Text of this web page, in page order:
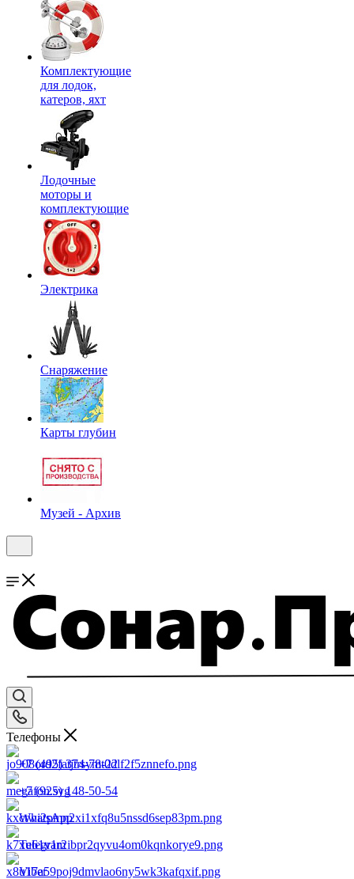
Комплектующие
для лодок,
катеров, яхт
Лодочные
моторы и
комплектующие
Электрика
Снаряжение
Карты глубин
Музей - Архив
Телефоны
+7 (495) 374-78-22
+7 (925) 148-50-54
WhatsApp
Telegram
Viber